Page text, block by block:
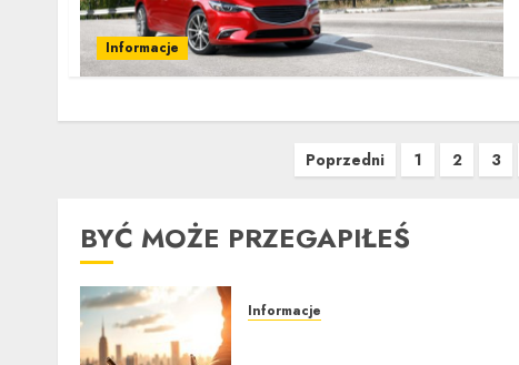
Informacje
Poprzedni 1 2 3
BYĆ MOŻE PRZEGAPIŁEŚ
Informacje